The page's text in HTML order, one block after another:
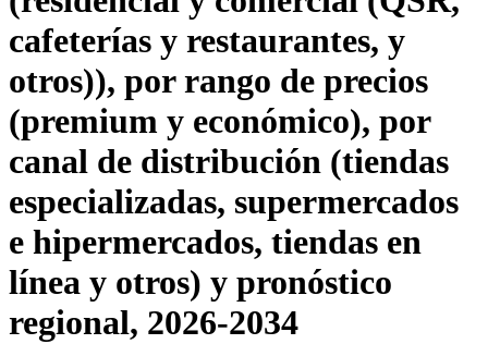
cafeterías y restaurantes, y
otros)), por rango de precios
(premium y económico), por
canal de distribución (tiendas
especializadas, supermercados
e hipermercados, tiendas en
línea y otros) y pronóstico
regional, 2026-2034